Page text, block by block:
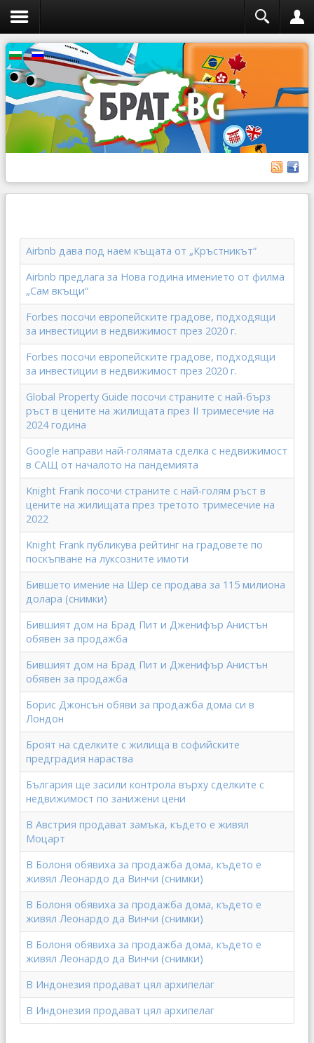
Airbnb дава под наем къщата от „Кръстникът“
Airbnb предлага за Нова година имението от филма
„Сам вкъщи“
Forbes посочи европейските градове, подходящи
за инвестиции в недвижимост през 2020 г.
Forbes посочи европейските градове, подходящи
за инвестиции в недвижимост през 2020 г.
Global Property Guide посочи страните с най-бърз
ръст в цените на жилищата през II тримесечие на
2024 година
Google направи най-голямата сделка с недвижимост
в САЩ от началото на пандемията
Knight Frank посочи страните с най-голям ръст в
цените на жилищата през третото тримесечие на
2022
Knight Frank публикува рейтинг на градовете по
поскъпване на луксозните имоти
Бившето имение на Шер се продава за 115 милиона
долара (снимки)
Бившият дом на Брад Пит и Дженифър Анистън
обявен за продажба
Бившият дом на Брад Пит и Дженифър Анистън
обявен за продажба
Борис Джонсън обяви за продажба дома си в
Лондон
Броят на сделките с жилища в софийските
предградия нараства
България ще засили контрола върху сделките с
недвижимост по занижени цени
В Австрия продават замъка, където е живял
Моцарт
В Болоня обявиха за продажба дома, където е
живял Леонардо да Винчи (снимки)
В Болоня обявиха за продажба дома, където е
живял Леонардо да Винчи (снимки)
В Болоня обявиха за продажба дома, където е
живял Леонардо да Винчи (снимки)
В Индонезия продават цял архипелаг
В Индонезия продават цял архипелаг